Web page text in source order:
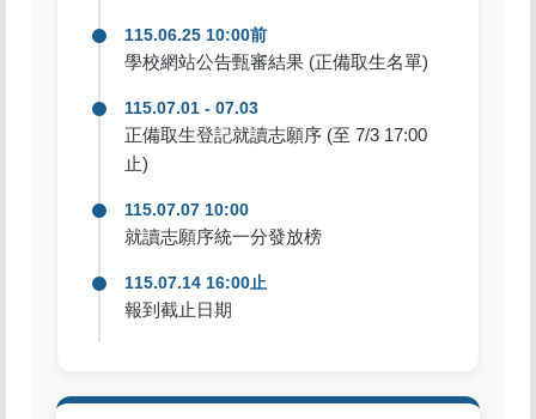
115.06.25 10:00前
學校網站公告甄審結果 (正備取生名單)
115.07.01 - 07.03
正備取生登記就讀志願序 (至 7/3 17:00
止)
115.07.07 10:00
就讀志願序統一分發放榜
115.07.14 16:00止
報到截止日期